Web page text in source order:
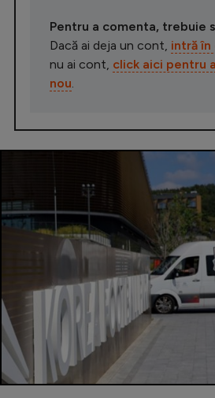
Pentru a comenta, trebuie
Dacă ai deja un cont, intră
nu ai cont, click aici pentru
nou.